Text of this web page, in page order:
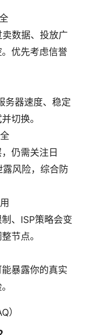
数据、投放广
优先考虑信誉
务器速度、稳定
切换。
仍需关注日
风险，综合防
、ISP策略会变
节点。
暴露你的真实
）